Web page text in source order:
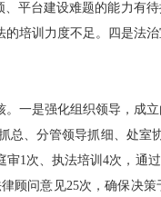
平台建设难题的能力有
培训力度不足。四是法
一是强化组织领导，成
、分管领导抓细、处室
1次、执法培训4次，通
顾问意见25次，确保决